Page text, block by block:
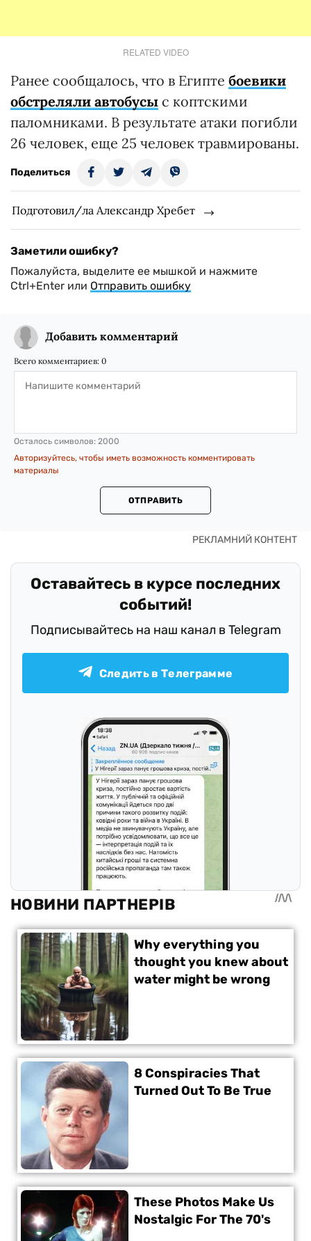
RELATED VIDEO
Ранее сообщалось, что в Египте боевики
обстреляли автобусы с коптскими
паломниками. В результате атаки погибли
26 человек, еще 25 человек травмированы.
Поделиться
Подготовил/ла Александр Хребет
Заметили ошибку?
Пожалуйста, выделите ее мышкой и нажмите
Ctrl+Enter или Отправить ошибку
Добавить комментарий
Всего комментариев: 0
Осталось символов: 2000
Авторизуйтесь, чтобы иметь возможность комментировать
материалы
ОТПРАВИТЬ
Оставайтесь в курсе последних
событий!
Подписывайтесь на наш канал в Telegram
Следить в Телеграмме